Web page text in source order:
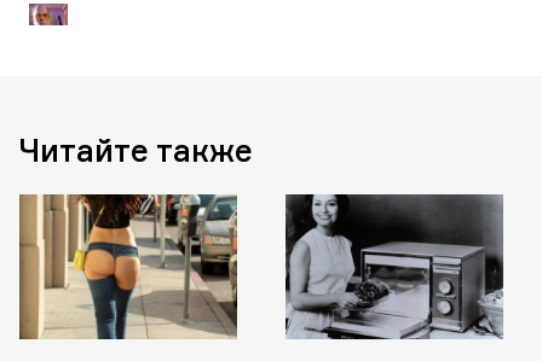
Читайте также